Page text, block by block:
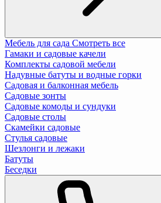
Мебель для сада Смотреть все
Гамаки и садовые качели
Комплекты садовой мебели
Надувные батуты и водные горки
Садовая и балконная мебель
Садовые зонты
Садовые комоды и сундуки
Садовые столы
Скамейки садовые
Стулья садовые
Шезлонги и лежаки
Батуты
Беседки